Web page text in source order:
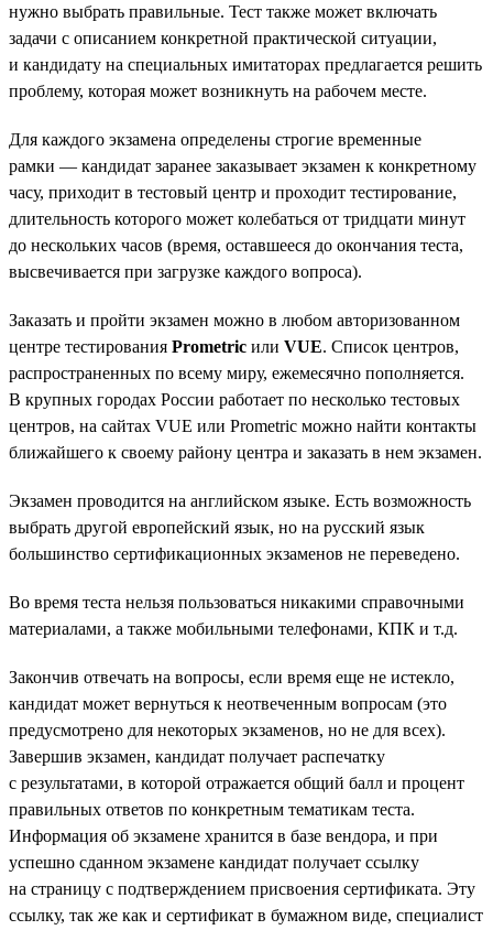
нужно выбрать правильные. Тест также может включать
задачи с описанием конкретной практической ситуации,
и кандидату на специальных имитаторах предлагается решить
проблему, которая может возникнуть на рабочем месте.
Для каждого экзамена определены строгие временные
рамки — кандидат заранее заказывает экзамен к конкретному
часу, приходит в тестовый центр и проходит тестирование,
длительность которого может колебаться от тридцати минут
до нескольких часов (время, оставшееся до окончания теста,
высвечивается при загрузке каждого вопроса).
Заказать и пройти экзамен можно в любом авторизованном
центре тестирования Prometric или VUE. Список центров,
распространенных по всему миру, ежемесячно пополняется.
В крупных городах России работает по несколько тестовых
центров, на сайтах VUE или Prometric можно найти контакты
ближайшего к своему району центра и заказать в нем экзамен.
Экзамен проводится на английском языке. Есть возможность
выбрать другой европейский язык, но на русский язык
большинство сертификационных экзаменов не переведено.
Во время теста нельзя пользоваться никакими справочными
материалами, а также мобильными телефонами, КПК и т.д.
Закончив отвечать на вопросы, если время еще не истекло,
кандидат может вернуться к неотвеченным вопросам (это
предусмотрено для некоторых экзаменов, но не для всех).
Завершив экзамен, кандидат получает распечатку
с результатами, в которой отражается общий балл и процент
правильных ответов по конкретным тематикам теста.
Информация об экзамене хранится в базе вендора, и при
успешно сданном экзамене кандидат получает ссылку
на страницу с подтверждением присвоения сертификата. Эту
ссылку, так же как и сертификат в бумажном виде, специалист